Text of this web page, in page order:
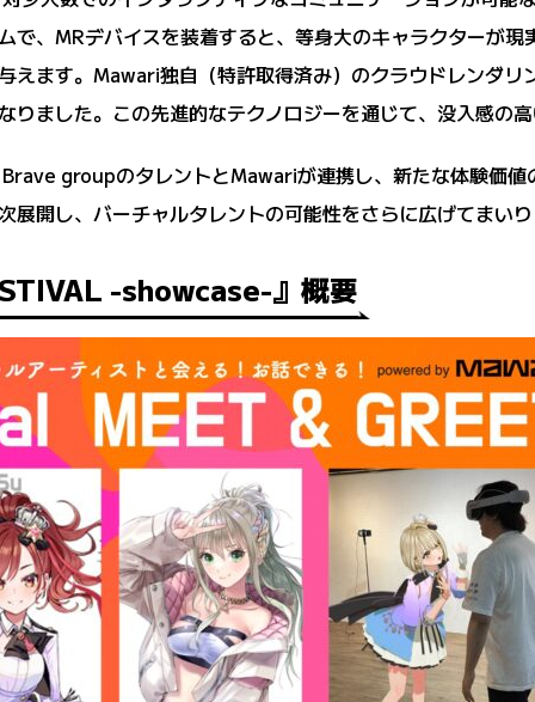
で、MRデバイスを装着すると、等身大のキャラクターが
えます。Mawari独自（特許取得済み）のクラウドレンダ
りました。この先進的なテクノロジーを通じて、没入感の
groupのタレントとMawariが連携し、新たな体験価
展開し、バーチャルタレントの可能性をさらに広げてまい
-showcase-』概要